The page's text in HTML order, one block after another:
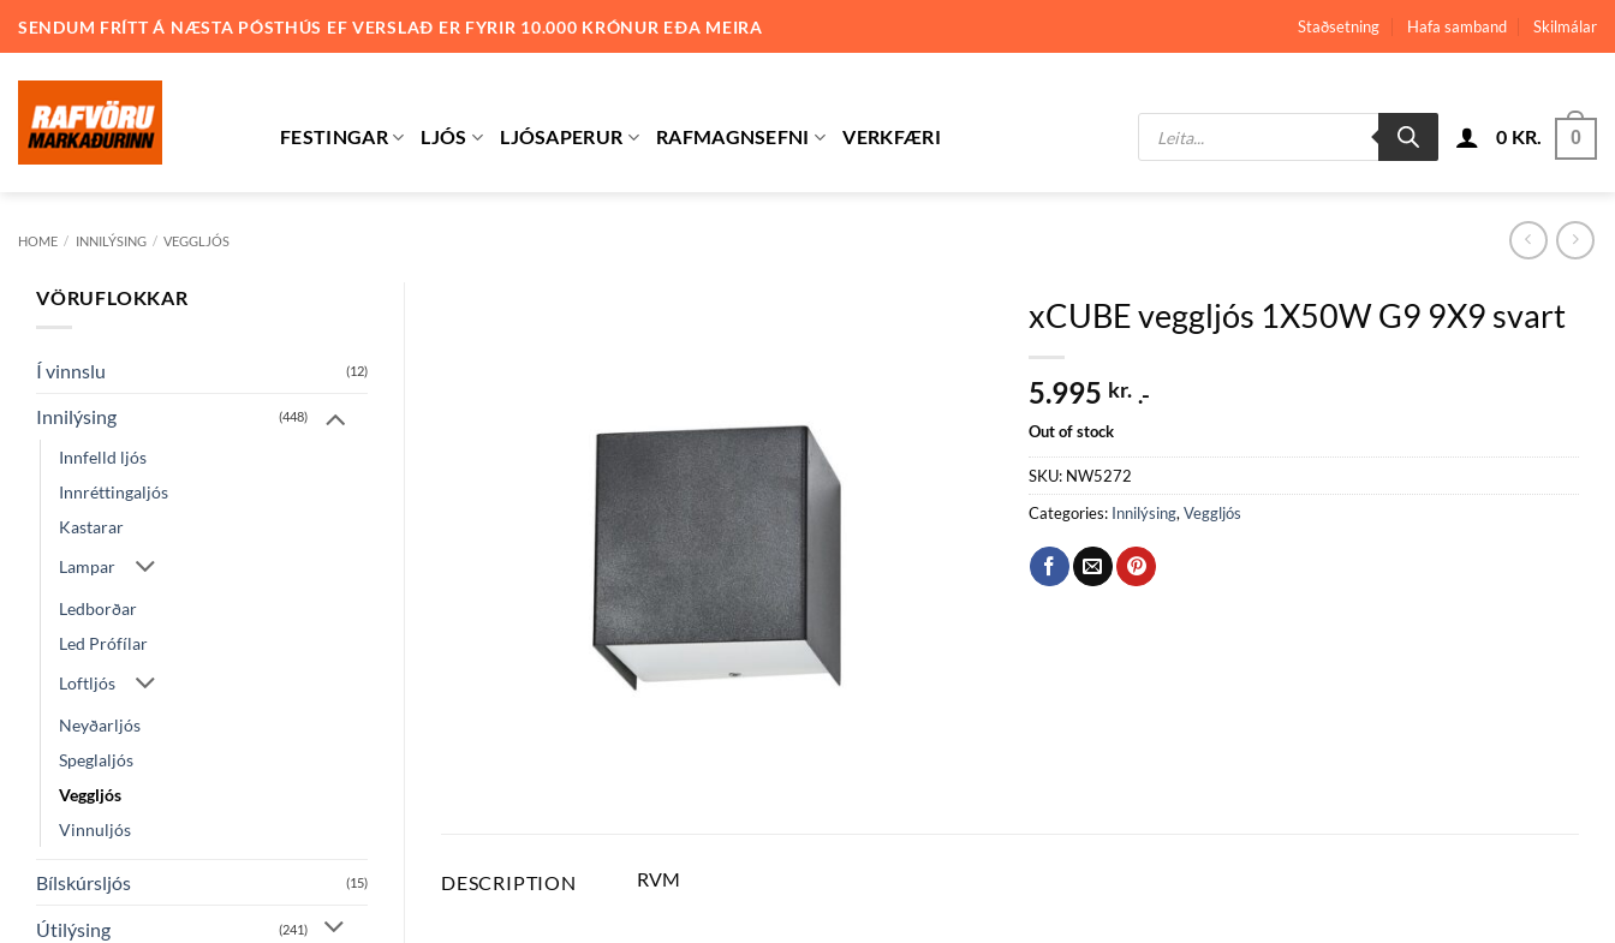
SENDUM FRÍTT Á NÆSTA PÓSTHÚS EF VERSLAÐ ER FYRIR 10.000 KRÓNUR EÐA MEIRA Staðsetning Hafa samband Skilmálar
FESTINGAR LJÓS LJÓSAPERUR RAFMAGNSEFNI VERKFÆRI
Products
search
0 KR. 0
HOME / INNILÝSING / VEGGLJÓS
VÖRUFLOKKAR
Í vinnslu (12)
Innilýsing (448)
Innfelld ljós
Innréttingaljós
Kastarar
Lampar
Ledborðar
Led Prófílar
Loftljós
Neyðarljós
Speglaljós
Veggljós
Vinnuljós
Bílskúrsljós (15)
Útilýsing (241)
xCUBE veggljós 1X50W G9 9X9 svart
5.995 kr. .-
Out of stock
SKU: NW5272
Categories: Innilýsing, Veggljós
DESCRIPTION RVM